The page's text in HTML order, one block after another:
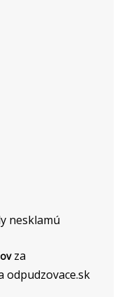
nesklamú
za
odpudzovace.sk